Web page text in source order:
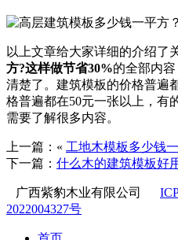
以上文章给大家详细的介绍了
方?这样做节省30%的全部内
清楚了。建筑模板的价格普遍
格普遍都在50元一张以上，有
需要了解很多内容。
上一篇：« 工地木模板多少钱
下一篇： 什么木的建筑模板好
广西紫豹木业有限公司
2022004327号